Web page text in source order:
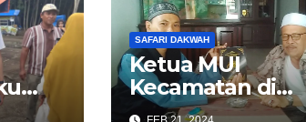
SAFARI DAKWAH
Ketua MUI
Kecamatan di
Kabupaten